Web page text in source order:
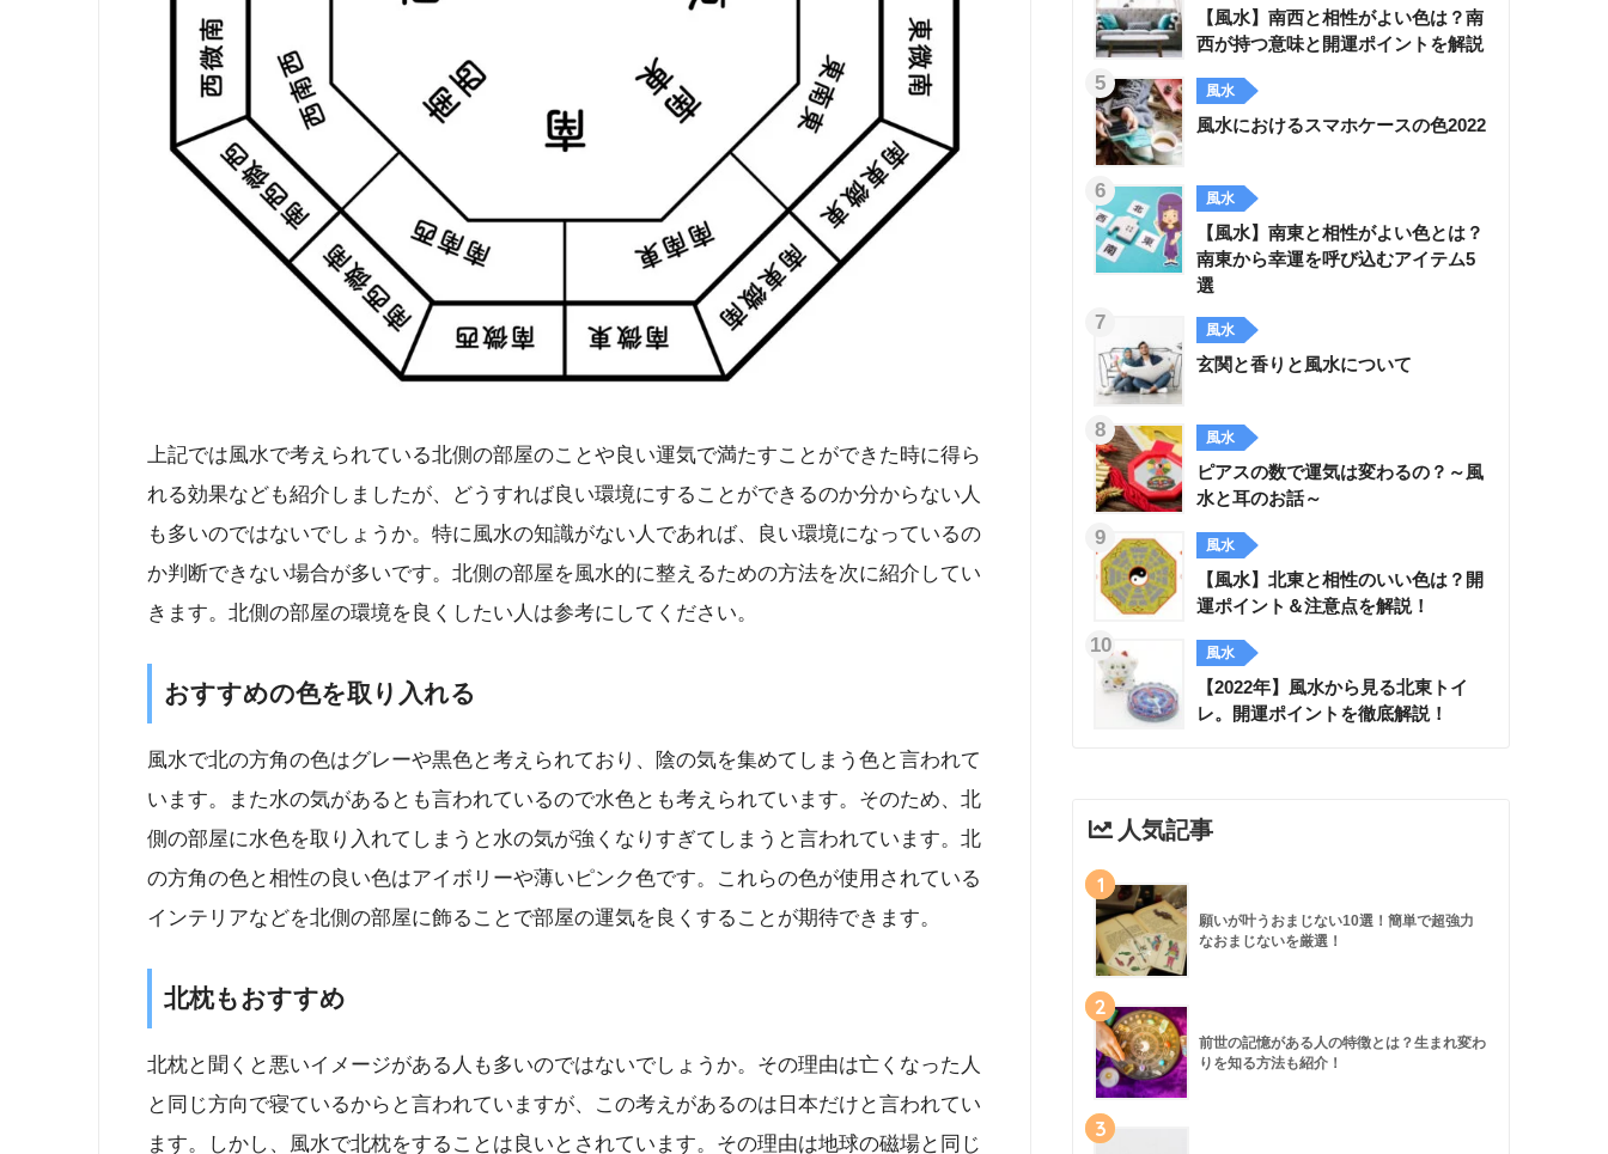
上記では風水で考えられている北側の部屋のことや良い運気で満たすことができた時に得ら
れる効果なども紹介しましたが、どうすれば良い環境にすることができるのか分からない人
も多いのではないでしょうか。特に風水の知識がない人であれば、良い環境になっているの
か判断できない場合が多いです。北側の部屋を風水的に整えるための方法を次に紹介してい
きます。北側の部屋の環境を良くしたい人は参考にしてください。
おすすめの色を取り入れる
風水で北の方角の色はグレーや黒色と考えられており、陰の気を集めてしまう色と言われて
います。また水の気があるとも言われているので水色とも考えられています。そのため、北
側の部屋に水色を取り入れてしまうと水の気が強くなりすぎてしまうと言われています。北
の方角の色と相性の良い色はアイボリーや薄いピンク色です。これらの色が使用されている
インテリアなどを北側の部屋に飾ることで部屋の運気を良くすることが期待できます。
北枕もおすすめ
北枕と聞くと悪いイメージがある人も多いのではないでしょうか。その理由は亡くなった人
と同じ方向で寝ているからと言われていますが、この考えがあるのは日本だけと言われてい
ます。しかし、風水で北枕をすることは良いとされています。その理由は地球の磁場と同じ
【風水】南西と相性がよい色は？南
西が持つ意味と開運ポイントを解説
風水
風水におけるスマホケースの色2022
風水
【風水】南東と相性がよい色とは？
南東から幸運を呼び込むアイテム5
選
風水
玄関と香りと風水について
風水
ピアスの数で運気は変わるの？～風
水と耳のお話～
風水
【風水】北東と相性のいい色は？開
運ポイント＆注意点を解説！
風水
【2022年】風水から見る北東トイ
レ。開運ポイントを徹底解説！
人気記事
1
願いが叶うおまじない10選！簡単で超強力
なおまじないを厳選！
2
前世の記憶がある人の特徴とは？生まれ変わ
りを知る方法も紹介！
3